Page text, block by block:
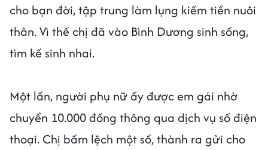
cho bạn đời, tập trung làm lụng kiếm tiền nuôi
thân. Vì thế chị đã vào Bình Dương sinh sống,
tìm kế sinh nhai.
Một lần, người phụ nữ ấy được em gái nhờ
chuyển 10.000 đồng thông qua dịch vụ số điện
thoại. Chị bấm lệch một số, thành ra gửi cho